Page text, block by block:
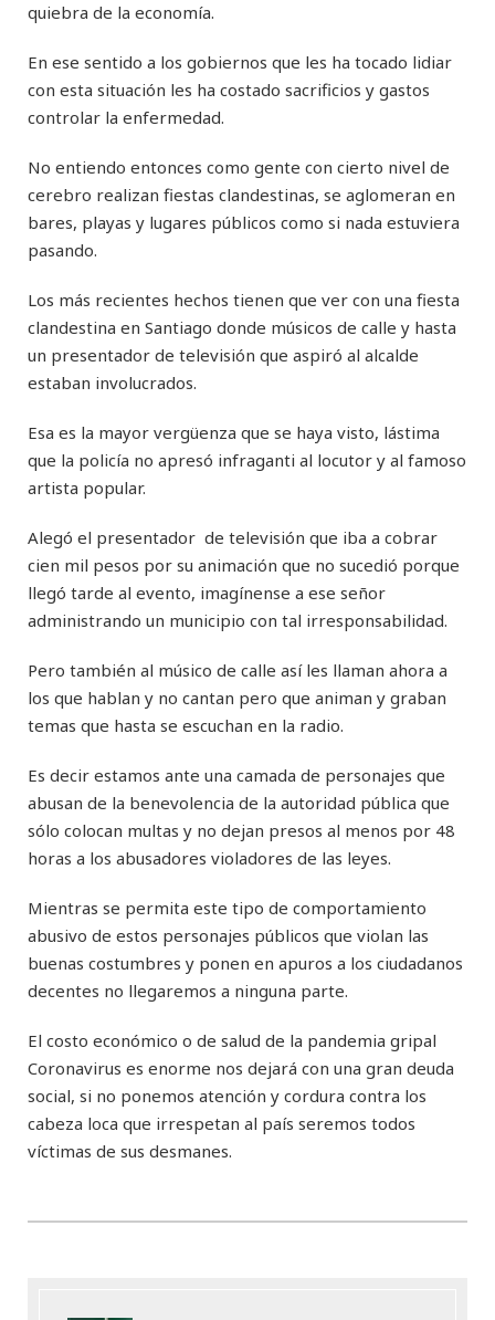
quiebra de la economía.
En ese sentido a los gobiernos que les ha tocado lidiar
con esta situación les ha costado sacrificios y gastos
controlar la enfermedad.
No entiendo entonces como gente con cierto nivel de
cerebro realizan fiestas clandestinas, se aglomeran en
bares, playas y lugares públicos como si nada estuviera
pasando.
Los más recientes hechos tienen que ver con una fiesta
clandestina en Santiago donde músicos de calle y hasta
un presentador de televisión que aspiró al alcalde
estaban involucrados.
Esa es la mayor vergüenza que se haya visto, lástima
que la policía no apresó infraganti al locutor y al famoso
artista popular.
Alegó el presentador de televisión que iba a cobrar
cien mil pesos por su animación que no sucedió porque
llegó tarde al evento, imagínense a ese señor
administrando un municipio con tal irresponsabilidad.
Pero también al músico de calle así les llaman ahora a
los que hablan y no cantan pero que animan y graban
temas que hasta se escuchan en la radio.
Es decir estamos ante una camada de personajes que
abusan de la benevolencia de la autoridad pública que
sólo colocan multas y no dejan presos al menos por 48
horas a los abusadores violadores de las leyes.
Mientras se permita este tipo de comportamiento
abusivo de estos personajes públicos que violan las
buenas costumbres y ponen en apuros a los ciudadanos
decentes no llegaremos a ninguna parte.
El costo económico o de salud de la pandemia gripal
Coronavirus es enorme nos dejará con una gran deuda
social, si no ponemos atención y cordura contra los
cabeza loca que irrespetan al país seremos todos
víctimas de sus desmanes.